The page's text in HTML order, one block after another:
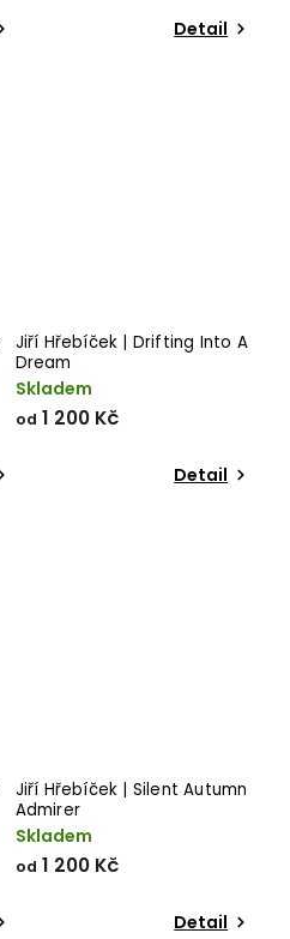
Detail
Jiří Hřebíček | Drifting Into A
Dream
Skladem
od 1 200 Kč
Detail
Jiří Hřebíček | Silent Autumn
Admirer
Skladem
od 1 200 Kč
Detail